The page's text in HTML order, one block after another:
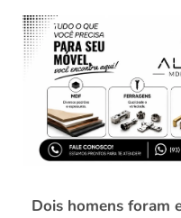
Dois homens foram